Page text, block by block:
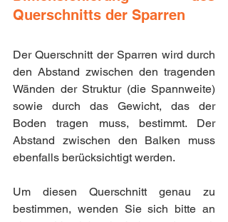
Querschnitts der Sparren
Der Querschnitt der Sparren wird durch
den Abstand zwischen den tragenden
Wänden der Struktur (die Spannweite)
sowie durch das Gewicht, das der
Boden tragen muss, bestimmt. Der
Abstand zwischen den Balken muss
ebenfalls berücksichtigt werden.
Um diesen Querschnitt genau zu
bestimmen, wenden Sie sich bitte an